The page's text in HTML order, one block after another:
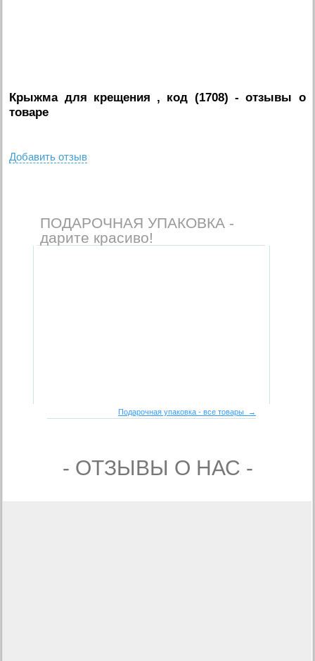
Крыжма для крещения , код (1708) - отзывы о
товаре
Добавить отзыв
ПОДАРОЧНАЯ УПАКОВКА -
дарите красиво!
Подарочная упаковка - все товары →
- ОТЗЫВЫ О НАС -